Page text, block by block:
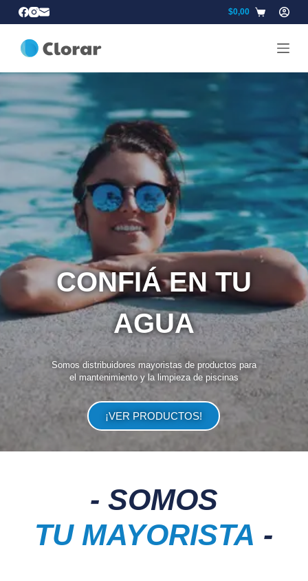
$0,00
CONFIÁ EN TU
AGUA
Somos distribuidores mayoristas de productos para
el mantenimiento y la limpieza de piscinas
¡VER PRODUCTOS!
- SOMOS
TU MAYORISTA -